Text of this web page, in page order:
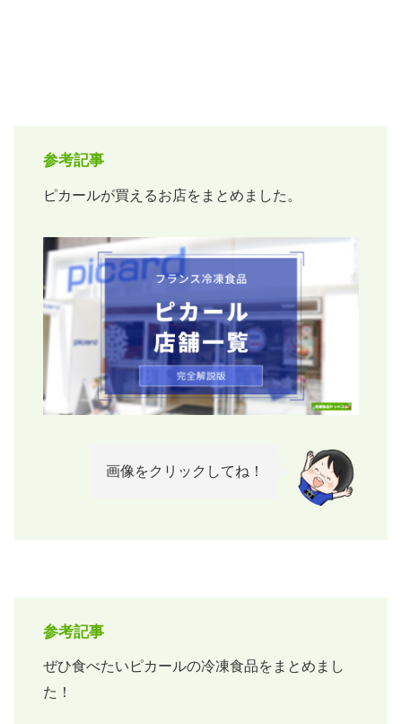
参考記事
ピカールが買えるお店をまとめました。
画像をクリックしてね！
参考記事
ぜひ食べたいピカールの冷凍食品をまとめまし
た！